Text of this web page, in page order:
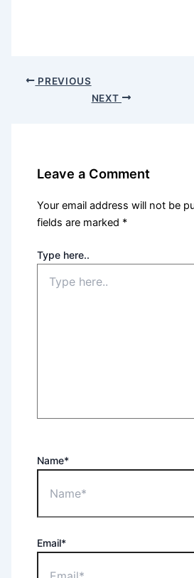
PREVIOUS
NEXT
Leave a Comment
Your email address will not be
fields are marked *
Type here..
Name*
Email*